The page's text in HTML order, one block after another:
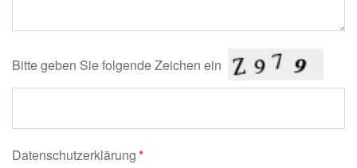
Bitte geben Sie folgende Zeichen ein
Datenschutzerklärung